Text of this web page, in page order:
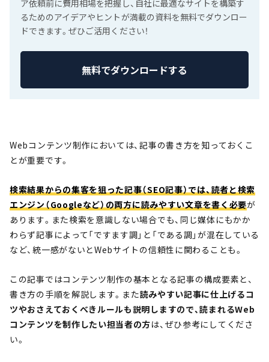
ア依頼前に費用相場を把握し、自社に最適なサイトを構築す
るためのアイデアやヒントが満載の資料を無料でダウンロー
ドできます。ぜひご活用ください！
無料でダウンロードする
Webコンテンツ制作においては、記事の書き方を知っておくこ
とが重要です。
検索結果からの集客を狙った記事（SEO記事）では、読者と検索
エンジン（Googleなど）の両方に読みやすい文章を書く必要が
あります。 また検索を意識しない場合でも、同じ媒体にもかか
わらず記事によって「ですます調」と「である調」が混在している
など、統一感がないとWebサイトの信頼性に関わることも。
この記事ではコンテンツ制作の基本となる記事の構成要素と、
書き方の手順を解説します。また読みやすい記事に仕上げるコ
ツやおさえておくべきルールも説明しますので、読まれるWeb
コンテンツを制作したい担当者の方は、ぜひ参考にしてくださ
い。